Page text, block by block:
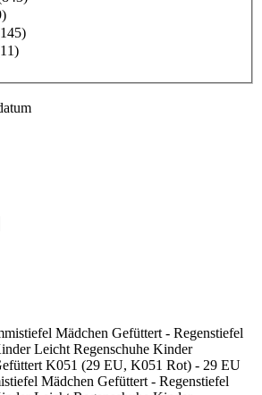
Mädchen Gefüttert - Regenstiefel